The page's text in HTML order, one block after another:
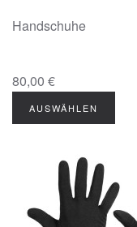
Handschuhe
80,00 €
AUSWÄHLEN